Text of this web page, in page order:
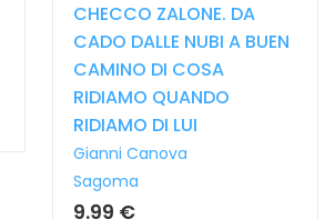
CHECCO ZALONE. DA
CADO DALLE NUBI A BUEN
CAMINO DI COSA
RIDIAMO QUANDO
RIDIAMO DI LUI
Gianni Canova
Sagoma
9.99 €